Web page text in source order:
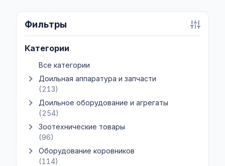
Фильтры
Категории
Все категории
Показать подкатегории Доильная аппаратура и запчасти
Доильная аппаратура и запчасти
(213)
Показать подкатегории Доильное оборудование и агрегаты
Доильное оборудование и агрегаты
(254)
Показать подкатегории Зоотехнические товары
Зоотехнические товары
(96)
Показать подкатегории Оборудование коровников
Оборудование коровников
(114)